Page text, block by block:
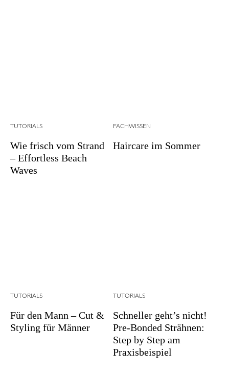
TUTORIALS
Wie frisch vom Strand
– Effortless Beach
Waves
FACHWISSEN
Haircare im Sommer
TUTORIALS
Für den Mann – Cut &
Styling für Männer
TUTORIALS
Schneller geht’s nicht!
Pre-Bonded Strähnen:
Step by Step am
Praxisbeispiel